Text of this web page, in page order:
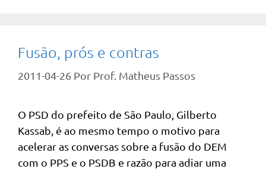
Fusão, prós e contras
2011-04-26 Por Prof. Matheus Passos
O PSD do prefeito de São Paulo, Gilberto
Kassab, é ao mesmo tempo o motivo para
acelerar as conversas sobre a fusão do DEM
com o PPS e o PSDB e razão para adiar uma